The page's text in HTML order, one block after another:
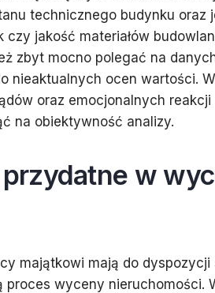
technicznego budynku oraz
jakość materiałów
zbyt mocno polegać na
nieaktualnych ocen wartości.
oraz emocjonalnych reakcji
na obiektywność analizy.
w
majątkowi mają do dyspozycji
proces wyceny nieruchomości.